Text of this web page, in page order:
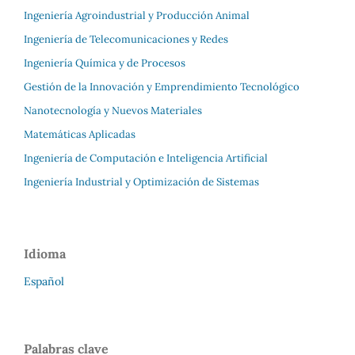
Ingeniería Agroindustrial y Producción Animal
Ingeniería de Telecomunicaciones y Redes
Ingeniería Química y de Procesos
Gestión de la Innovación y Emprendimiento Tecnológico
Nanotecnología y Nuevos Materiales
Matemáticas Aplicadas
Ingeniería de Computación e Inteligencia Artificial
Ingeniería Industrial y Optimización de Sistemas
Idioma
Español
Palabras clave